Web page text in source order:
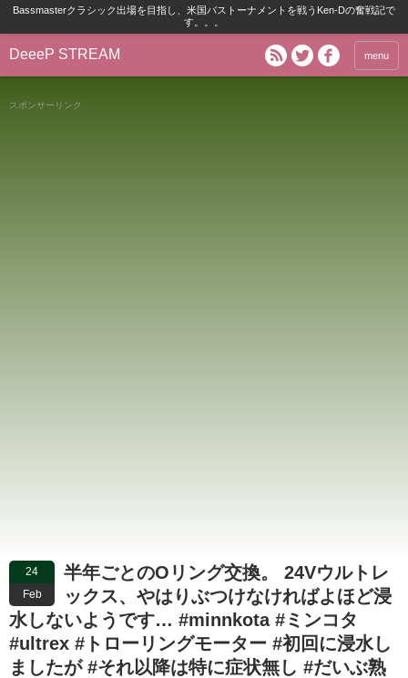
Bassmasterクラシック出場を目指し、米国バストーナメントを戦うKen-Dの奮戦記で
す。。。
DeeeP STREAM menu
スポンサーリンク
24
Feb
半年ごとのOリング交換。 24Vウルトレ
ックス、やはりぶつけなければよほど浸
水しないようです… #minnkota #ミンコタ
#ultrex #トローリングモーター #初回に浸水し
ましたが #それ以降は特に症状無し #だいぶ熟